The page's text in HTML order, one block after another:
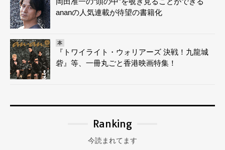
ananの人気連載が待望の書籍化
本
『トワイライト・ウォリアーズ 決戦！九龍城
砦』等、一冊丸ごと香港映画特集！
Ranking
今読まれてます